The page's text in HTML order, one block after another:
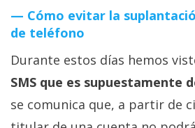
Cómo evitar la
de teléfono
Durante estos días hemos
SMS que es supuestamente
se comunica que, a partir de